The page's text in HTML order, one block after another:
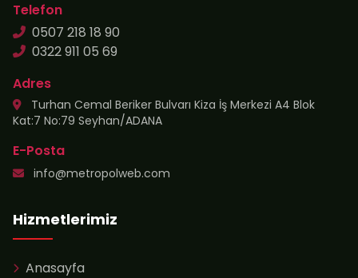
Telefon
0507 218 18 90
0322 911 05 69
Adres
Turhan Cemal Beriker Bulvarı Kiza İş Merkezi A4 Blok
Kat:7 No:79 Seyhan/ADANA
E-Posta
info@metropolweb.com
Hizmetlerimiz
Anasayfa